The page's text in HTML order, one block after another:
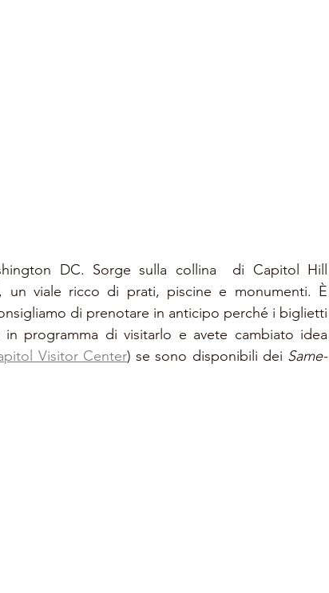
DC. Sorge sulla collina  di Capitol Hill
, un viale ricco di prati, piscine e monumenti. È
di prenotare in anticipo perché i biglietti
programma di visitarlo e avete cambiato idea
Visitor Center) se sono disponibili dei Same-